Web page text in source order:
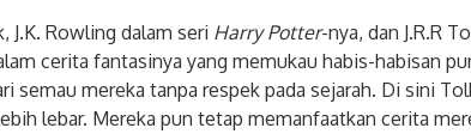
J.K. Rowling dalam seri Harry Potter-nya, dan J.R.R
cerita fantasinya yang memukau habis-habisan
semau mereka tanpa respek pada sejarah. Di sini
lebar. Mereka pun tetap memanfaatkan cerita